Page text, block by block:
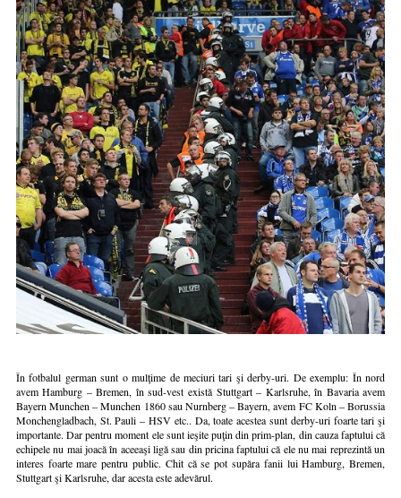
În fotbalul german sunt o mulţime de meciuri tari şi derby-uri. De exemplu: În nord
avem Hamburg – Bremen, în sud-vest există Stuttgart – Karlsruhe, în Bavaria avem
Bayern Munchen – Munchen 1860 sau Nurnberg – Bayern, avem FC Koln – Borussia
Monchengladbach, St. Pauli – HSV etc.. Da, toate acestea sunt derby-uri foarte tari şi
importante. Dar pentru moment ele sunt ieşite puţin din prim-plan, din cauza faptului că
echipele nu mai joacă în aceeaşi ligă sau din pricina faptului că ele nu mai reprezintă un
interes foarte mare pentru public. Chit că se pot supăra fanii lui Hamburg, Bremen,
Stuttgart şi Karlsruhe, dar acesta este adevărul.